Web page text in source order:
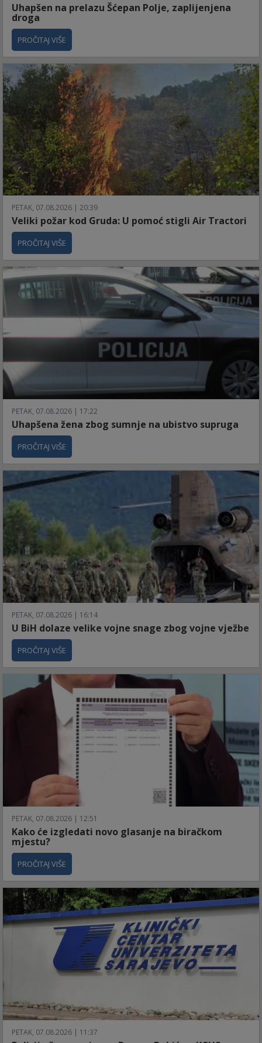
Uhapšen na prelazu Šćepan Polje, zaplijenjena
droga
PROČITAJ VIŠE
PETAK, 07.08.2026 | 20:39
Veliki požar kod Gruda: U pomoć stigli Air Tractori
PROČITAJ VIŠE
PETAK, 07.08.2026 | 17:22
Uhapšena žena zbog sumnje na ubistvo supruga
PROČITAJ VIŠE
PETAK, 07.08.2026 | 16:14
U BiH dolaze velike vojne snage zbog vojne vježbe
PROČITAJ VIŠE
PETAK, 07.08.2026 | 12:51
Kako će izgledati novo glasanje na biračkom
mjestu?
PROČITAJ VIŠE
PETAK, 07.08.2026 | 11:37